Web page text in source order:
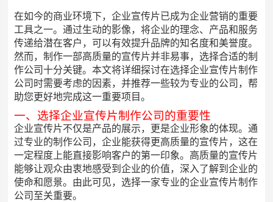
在如今的商业环境下，企业宣传片已成为企业营销的重要
工具之一。通过生动的影像，将企业的理念、产品和服务
传递给潜在客户，可以有效提升品牌的知名度和美誉度。
然而，制作一部高质量的宣传片并非易事，选择合适的制
作公司十分关键。本文将详细探讨在选择企业宣传片制作
公司时需要考虑的因素，并推荐一些较为专业的公司，帮
助您更好地完成这一重要项目。
一、选择企业宣传片制作公司的重要性
企业宣传片不仅是产品的展示，更是企业形象的体现。通
过专业的制作公司，企业能获得更高质量的宣传片，这在
一定程度上能直接影响客户的第一印象。高质量的宣传片
能够让观众由衷地感受到企业的价值，深入了解到企业的
使命和愿景。由此可见，选择一家专业的企业宣传片制作
公司至关重要。